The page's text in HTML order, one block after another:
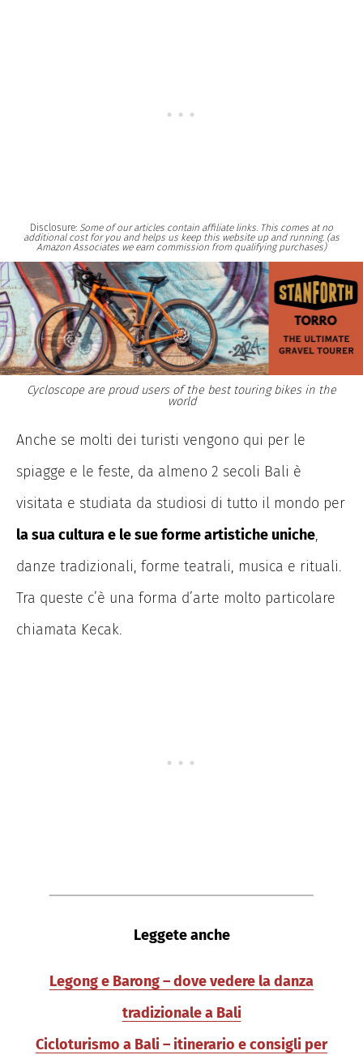
Disclosure: Some of our articles contain affiliate links. This comes at no
additional cost for you and helps us keep this website up and running. (as
Amazon Associates we earn commission from qualifying purchases)
Cycloscope are proud users of the best touring bikes in the
world
Anche se molti dei turisti vengono qui per le
spiagge e le feste, da almeno 2 secoli Bali è
visitata e studiata da studiosi di tutto il mondo per
la sua cultura e le sue forme artistiche uniche,
danze tradizionali, forme teatrali, musica e rituali.
Tra queste c’è una forma d’arte molto particolare
chiamata Kecak.
Leggete anche
Legong e Barong – dove vedere la danza
tradizionale a Bali
Cicloturismo a Bali – itinerario e consigli per